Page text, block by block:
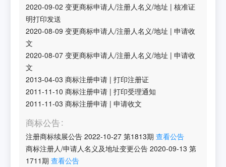
2020-09-02 变更商标申请人/注册人名义/地址 |核准证
明打印发送
2020-08-09 变更商标申请人/注册人名义/地址 |申请收
文
2020-08-07 变更商标申请人/注册人名义/地址 |申请收
文
2013-04-03 商标注册申请 |打印注册证
2011-11-10 商标注册申请 |打印受理通知
2011-11-03 商标注册申请 |申请收文
商标公告
注册商标续展公告 2022-10-27 第1813期 查看公告
商标注册人/申请人名义及地址变更公告 2020-09-13 第
1711期 查看公告